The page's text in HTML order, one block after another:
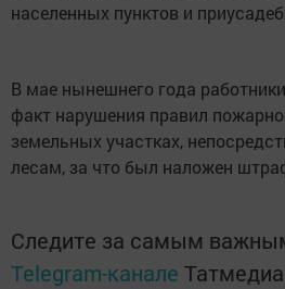
населенных пунктов и
В мае нынешнего года
факт нарушения правил
земельных участках,
лесам, за что был наложен
Следите за самым
Telegram-канале Татмедиа